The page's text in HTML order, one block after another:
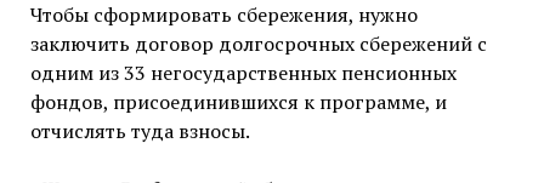
Чтобы сформировать сбережения, нужно
заключить договор долгосрочных сбережений с
одним из 33 негосударственных пенсионных
фондов, присоединившихся к программе, и
отчислять туда взносы.